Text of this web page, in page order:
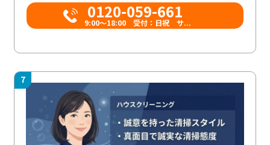
0120-059-661
9:00〜18:00 受付：日祝 サ...
7